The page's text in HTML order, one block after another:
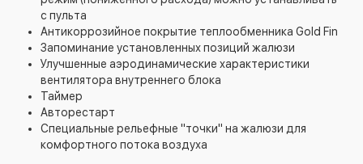
с пульта
Антикоррозийное покрытие теплообменника Gold Fin
Запоминание установленных позиций жалюзи
Улучшенные аэродинамические характеристики
вентилятора внутреннего блока
Таймер
Авторестарт
Специальные рельефные "точки" на жалюзи для
комфортного потока воздуха